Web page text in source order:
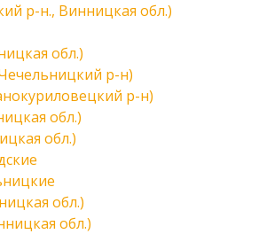
р-н., Винницкая обл.)
обл.)
р-н)
р-н)
обл.)
обл.)
обл.)
обл.)